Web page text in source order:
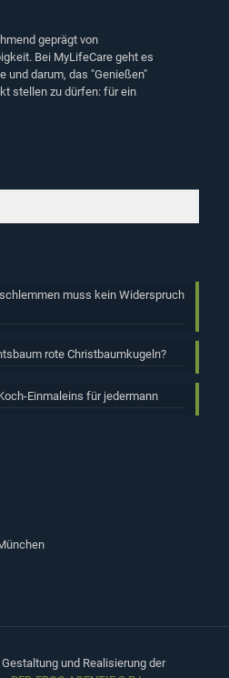
geprägt von
Bei MyLifeCare geht es
und darum, das "Genießen"
stellen zu dürfen: für ein
muss kein Widerspruch
rote Christbaumkugeln?
Einmaleins für jedermann
und Realisierung der